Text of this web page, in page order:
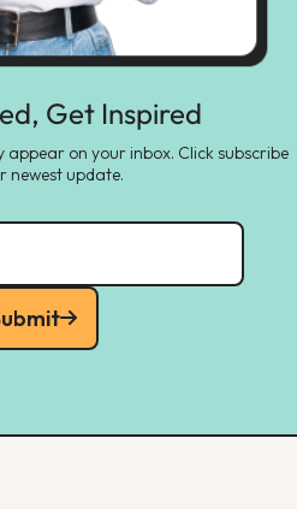
Get Inspired
appear on your inbox. Click subscribe
newest update.